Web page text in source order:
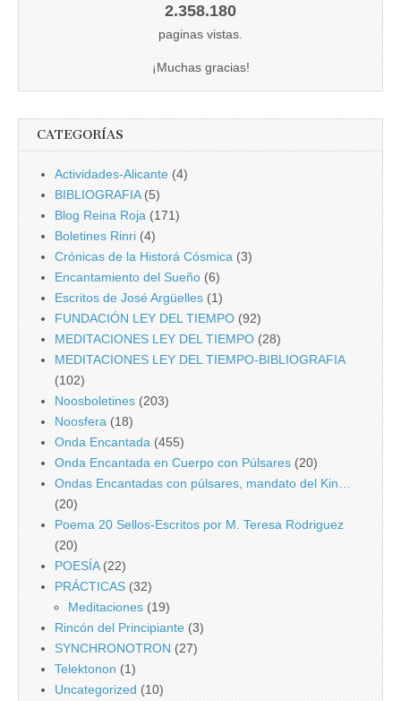
2.358.180
paginas vistas.
¡Muchas gracias!
CATEGORÍAS
Actividades-Alicante (4)
BIBLIOGRAFIA(5)
Blog Reina Roja (171)
Boletines Rinri (4)
Crónicas de la Historá Cósmica (3)
Encantamiento del Sueño (6)
Escritos de José Argüelles (1)
FUNDACIÓN LEY DEL TIEMPO (92)
MEDITACIONES LEY DEL TIEMPO (28)
MEDITACIONES LEY DEL TIEMPO-BIBLIOGRAFIA
(102)
Noosboletines (203)
Noosfera (18)
Onda Encantada (455)
Onda Encantada en Cuerpo con Púlsares (20)
Ondas Encantadas con púlsares, mandato del Kin…
(20)
Poema 20 Sellos-Escritos por M. Teresa Rodriguez
(20)
POESÍA(22)
PRÁCTICAS (32)
Meditaciones (19)
Rincón del Principiante (3)
SYNCHRONOTRON (27)
Telektonon (1)
Uncategorized (10)